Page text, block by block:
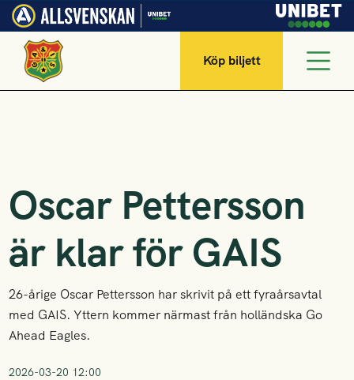
Köp biljett
Oscar Pettersson
är klar för GAIS
26-årige Oscar Pettersson har skrivit på ett fyraårsavtal
med GAIS. Yttern kommer närmast från holländska Go
Ahead Eagles.
2026-03-20 12:00